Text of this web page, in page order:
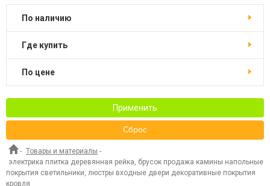
По наличию
Где купить
По цене
Применить
Сброс
- Товары и материалы -
электрика плитка деревянная рейка, брусок продажа камины напольные
покрытия светильники, люстры входные двери декоративные покрытия
кровля